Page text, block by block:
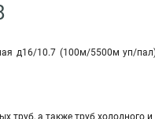
д16/10.7 (100м/5500м уп/
труб, а также труб холодного